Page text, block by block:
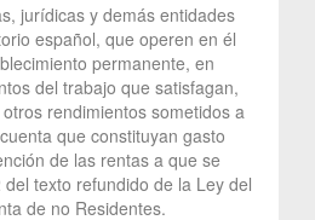
jurídicas y demás entidades
español, que operen en él
permanente, en
del trabajo que satisfagan,
rendimientos sometidos a
que constituyan gasto
de las rentas a que se
texto refundido de la Ley del
de no Residentes.